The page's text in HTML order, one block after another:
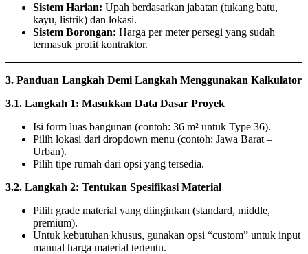
Sistem Harian: Upah berdasarkan jabatan (tukang batu,
kayu, listrik) dan lokasi.
Sistem Borongan: Harga per meter persegi yang sudah
termasuk profit kontraktor.
3. Panduan Langkah Demi Langkah Menggunakan Kalkulator
3.1. Langkah 1: Masukkan Data Dasar Proyek
Isi form luas bangunan (contoh: 36 m² untuk Type 36).
Pilih lokasi dari dropdown menu (contoh: Jawa Barat –
Urban).
Pilih tipe rumah dari opsi yang tersedia.
3.2. Langkah 2: Tentukan Spesifikasi Material
Pilih grade material yang diinginkan (standard, middle,
premium).
Untuk kebutuhan khusus, gunakan opsi “custom” untuk input
manual harga material tertentu.